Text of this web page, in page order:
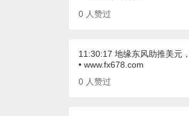
0 人赞过
11:30:17 地缘东风助推美元
• www.fx678.com
0 人赞过